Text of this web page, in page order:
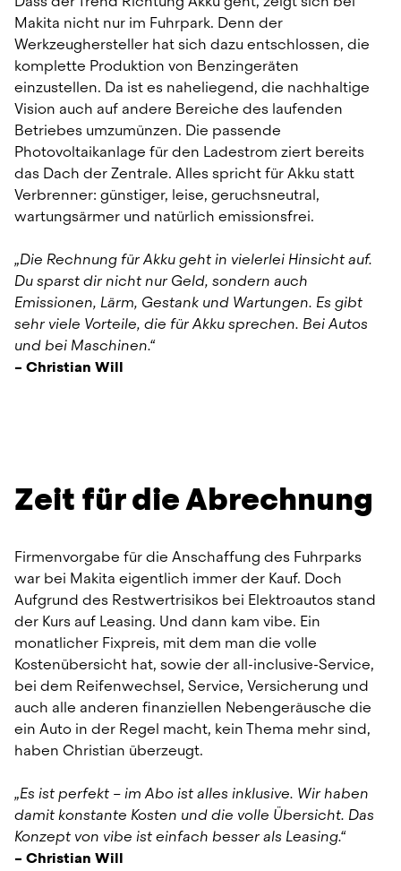
Makita nicht nur im Fuhrpark. Denn der
Werkzeughersteller hat sich dazu entschlossen, die
komplette Produktion von Benzingeräten
einzustellen. Da ist es naheliegend, die nachhaltige
Vision auch auf andere Bereiche des laufenden
Betriebes umzumünzen. Die passende
Photovoltaikanlage für den Ladestrom ziert bereits
das Dach der Zentrale. Alles spricht für Akku statt
Verbrenner: günstiger, leise, geruchsneutral,
wartungsärmer und natürlich emissionsfrei.
„Die Rechnung für Akku geht in vielerlei Hinsicht auf.
Du sparst dir nicht nur Geld, sondern auch
Emissionen, Lärm, Gestank und Wartungen. Es gibt
sehr viele Vorteile, die für Akku sprechen. Bei Autos
und bei Maschinen.“
– Christian Will
Zeit für die Abrechnung
Firmenvorgabe für die Anschaffung des Fuhrparks
war bei Makita eigentlich immer der Kauf. Doch
Aufgrund des Restwertrisikos bei Elektroautos stand
der Kurs auf Leasing. Und dann kam vibe. Ein
monatlicher Fixpreis, mit dem man die volle
Kostenübersicht hat, sowie der all-inclusive-Service,
bei dem Reifenwechsel, Service, Versicherung und
auch alle anderen finanziellen Nebengeräusche die
ein Auto in der Regel macht, kein Thema mehr sind,
haben Christian überzeugt.
„Es ist perfekt – im Abo ist alles inklusive. Wir haben
damit konstante Kosten und die volle Übersicht. Das
Konzept von vibe ist einfach besser als Leasing.“
– Christian Will